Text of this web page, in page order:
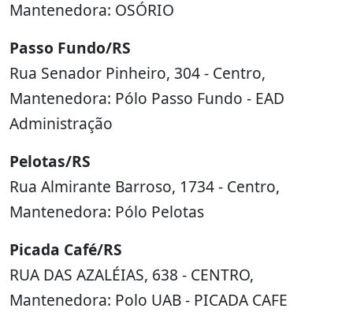
Mantenedora: OSÓRIO
Passo Fundo/RS
Rua Senador Pinheiro, 304 - Centro,
Mantenedora: Pólo Passo Fundo - EAD
Administração
Pelotas/RS
Rua Almirante Barroso, 1734 - Centro,
Mantenedora: Pólo Pelotas
Picada Café/RS
RUA DAS AZALÉIAS, 638 - CENTRO,
Mantenedora: Polo UAB - PICADA CAFE